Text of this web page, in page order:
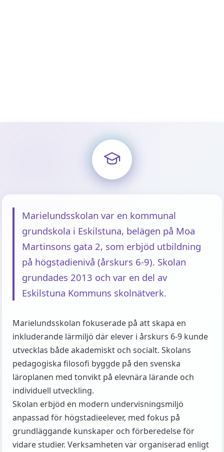
Marielundsskolan var en kommunal
grundskola i Eskilstuna, belägen på Moa
Martinsons gata 2, som erbjöd utbildning
på högstadienivå (årskurs 6-9). Skolan
grundades 2013 och var en del av
Eskilstuna Kommuns skolnätverk.
Marielundsskolan fokuserade på att skapa en
inkluderande lärmiljö där elever i årskurs 6-9 kunde
utvecklas både akademiskt och socialt. Skolans
pedagogiska filosofi byggde på den svenska
läroplanen med tonvikt på elevnära lärande och
individuell utveckling.
Skolan erbjöd en modern undervisningsmiljö
anpassad för högstadieelever, med fokus på
grundläggande kunskaper och förberedelse för
vidare studier. Verksamheten var organiserad enligt